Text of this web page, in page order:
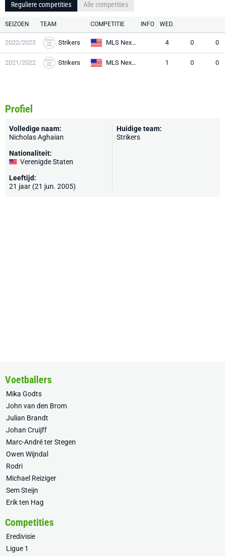
Reguliere competities Alle competities
SEIZOEN TEAM COMPETITIE INFO WED.
2022/2023 Strikers MLS Next U19 4 0 0
2021/2022 Strikers MLS Next U17 1 0 0
Profiel
Volledige naam:
Nicholas Aghaian
Nationaliteit:
Verenigde Staten
Leeftijd:
21 jaar (21 jun. 2005)
Huidige team:
Strikers
Voetballers
Mika Godts
John van den Brom
Julian Brandt
Johan Cruijff
Marc-André ter Stegen
Owen Wijndal
Rodri
Michael Reiziger
Sem Steijn
Erik ten Hag
Competities
Eredivisie
Ligue 1